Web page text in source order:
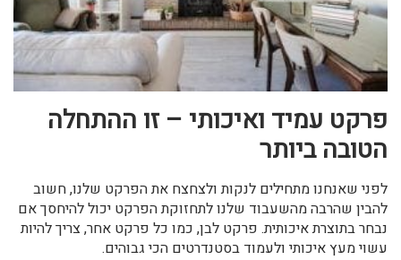
פרקט עמיד ואיכותי – זו ההתחלה
הטובה ביותר
לפני שאנחנו מתחילים לנקות ולצחצח את הפרקט שלנו, חשוב
להבין שהרבה מהשעבוד שלנו לתחזוקת הפרקט יכול להיחסך אם
נבחר בתוצרת איכותית. פרקט לבן, כמו כל פרקט אחר, צריך להיות
עשוי מעץ איכותי ולעמוד בסטנדרטים הכי גבוהים.